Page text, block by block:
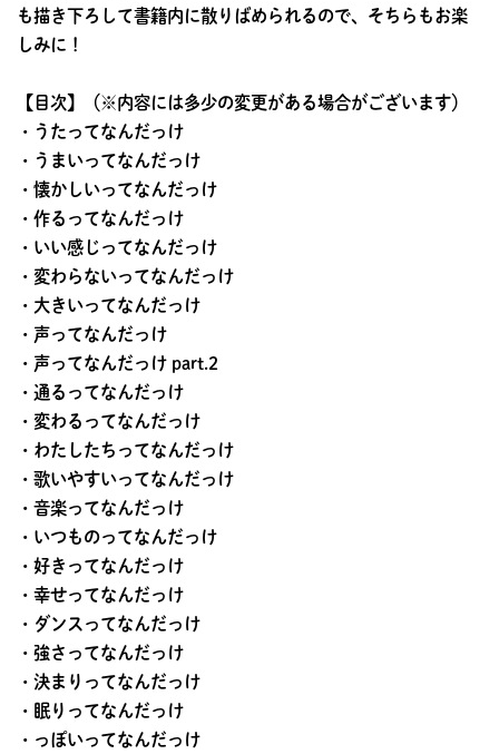
も描き下ろして書籍内に散りばめられるので、そちらもお楽
しみに！
【目次】（※内容には多少の変更がある場合がございます）
・うたってなんだっけ
・うまいってなんだっけ
・懐かしいってなんだっけ
・作るってなんだっけ
・いい感じってなんだっけ
・変わらないってなんだっけ
・大きいってなんだっけ
・声ってなんだっけ
・声ってなんだっけ part.2
・通るってなんだっけ
・変わるってなんだっけ
・わたしたちってなんだっけ
・歌いやすいってなんだっけ
・音楽ってなんだっけ
・いつものってなんだっけ
・好きってなんだっけ
・幸せってなんだっけ
・ダンスってなんだっけ
・強さってなんだっけ
・決まりってなんだっけ
・眠りってなんだっけ
・っぽいってなんだっけ